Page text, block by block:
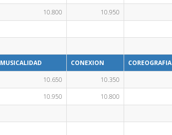
10.800 10.950
MUSICALIDAD CONEXION COREOGRAFIA
10.650 10.350
10.950 10.800